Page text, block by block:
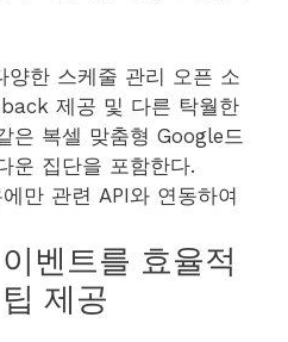
양한 스케줄 관리 오픈 소
제공 및 다른 탁월한
은 복셀 맞춤형 Google드
운 집단을 포함한다.
만 관련 API와 연동하여
벤트를 효율적
제공